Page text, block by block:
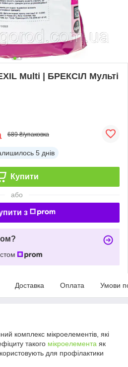
Multi | БРЕКСІЛ Мульті
689 ₴/упаковка
5 днів
Купити
або
з
Доставка Оплата Умови
комплекс мікроелементів, які
такого мікроелемента як
для профілактики